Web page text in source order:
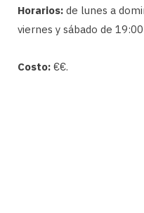
Horarios: de lunes a
viernes y sábado de
Costo: €€.